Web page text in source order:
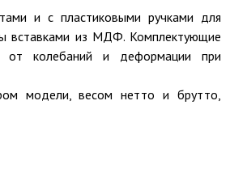
и с пластиковыми ручками для
вставками из МДФ. Комплектующие
от колебаний и деформации при
модели, весом нетто и брутто,